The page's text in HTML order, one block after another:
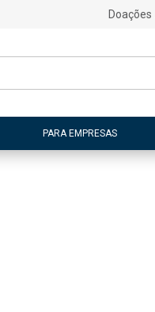
Doações
PARA EMPRESAS